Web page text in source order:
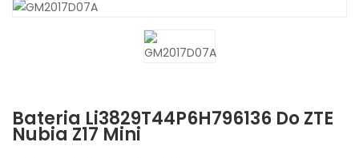
Bateria Li3829T44P6H796136 Do ZTE
Nubia Z17 Mini